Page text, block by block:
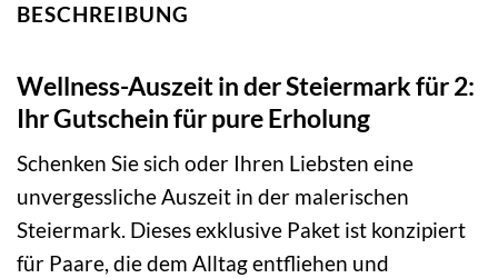
BESCHREIBUNG
Wellness-Auszeit in der Steiermark für 2:
Ihr Gutschein für pure Erholung
Schenken Sie sich oder Ihren Liebsten eine
unvergessliche Auszeit in der malerischen
Steiermark. Dieses exklusive Paket ist konzipiert
für Paare, die dem Alltag entfliehen und